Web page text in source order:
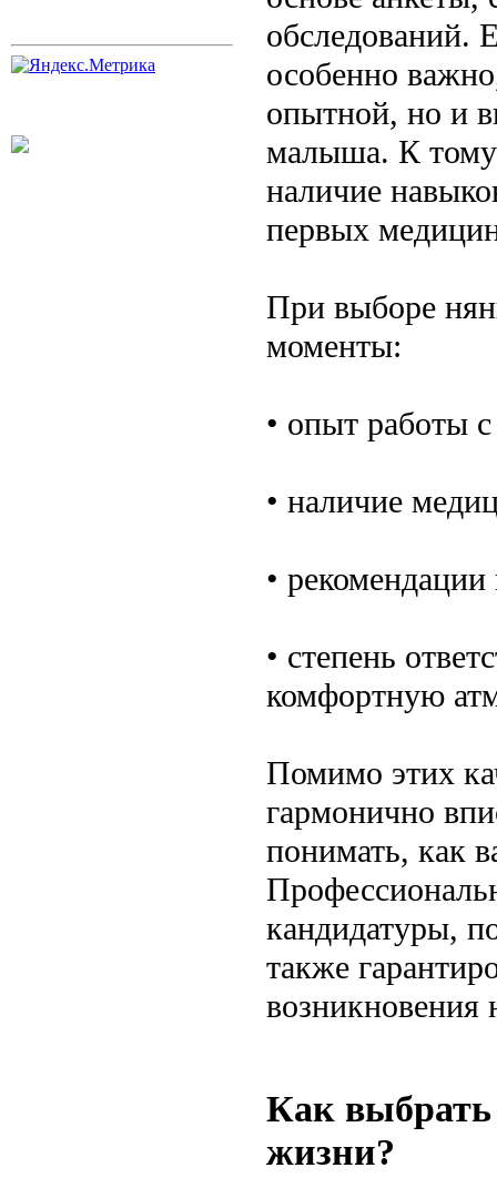
обследований.
особенно
опытной, но и
малыша. К
наличие
первых
При выборе
моменты:
• опыт работы
• наличие
•
• степень
комфортную
Помимо этих
гармонично
понимать, как
кандидатуры,
также
возникновения
Как выбрать
жизни?